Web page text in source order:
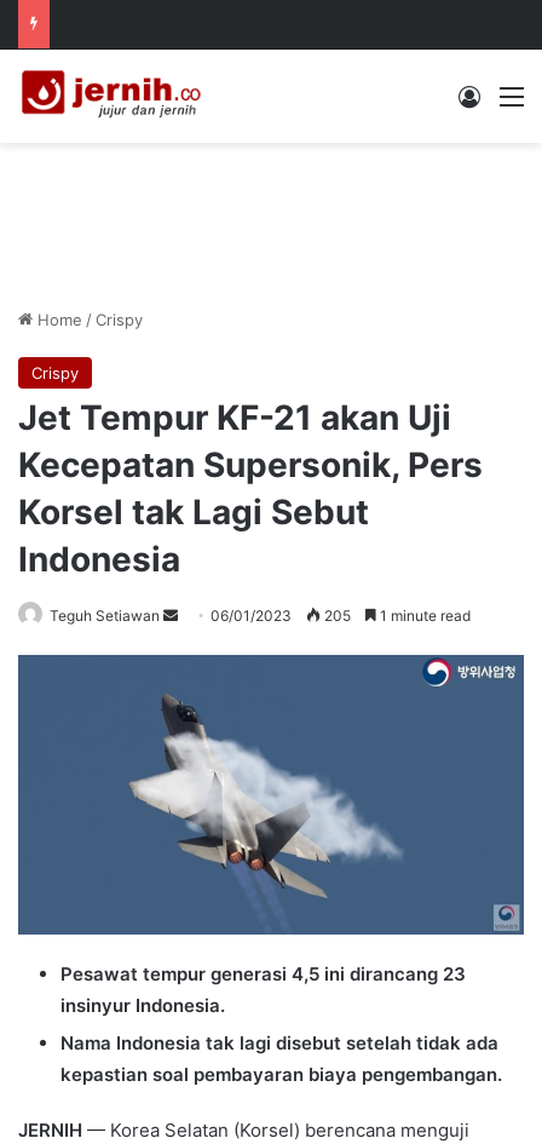
Log In
Home /Crispy
Crispy
Jet Tempur KF-21 akan Uji
Kecepatan Supersonik, Pers
Korsel tak Lagi Sebut
Indonesia
Teguh Setiawan
Send06/01/2023 205 1 minute read
Pesawat tempur generasi 4,5 ini dirancang 23
insinyur Indonesia.
Nama Indonesia tak lagi disebut setelah tidak ada
kepastian soal pembayaran biaya pengembangan.
JERNIH — Korea Selatan (Korsel) berencana menguji